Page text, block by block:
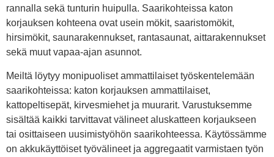
rannalla sekä tunturin huipulla. Saarikohteissa katon
korjauksen kohteena ovat usein mökit, saaristomökit,
hirsimökit, saunarakennukset, rantasaunat, aittarakennukset
sekä muut vapaa-ajan asunnot.
Meiltä löytyy monipuoliset ammattilaiset työskentelemään
saarikohteissa: katon korjauksen ammattilaiset,
kattopeltisepät, kirvesmiehet ja muurarit. Varustuksemme
sisältää kaikki tarvittavat välineet aluskatteen korjaukseen
tai osittaiseen uusimistyöhön saarikohteessa. Käytössämme
on akkukäyttöiset työvälineet ja aggregaatit varmistaen työn